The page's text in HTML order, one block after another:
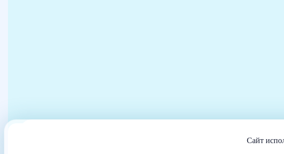
Посетителей сайта см. в Политике
Сайт